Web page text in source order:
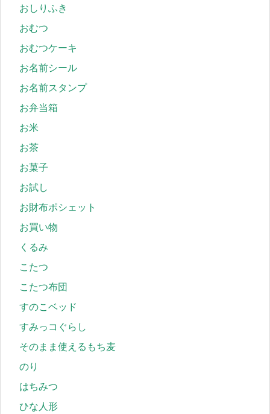
おしりふき
おむつ
おむつケーキ
お名前シール
お名前スタンプ
お弁当箱
お米
お茶
お菓子
お試し
お財布ポシェット
お買い物
くるみ
こたつ
こたつ布団
すのこベッド
すみっコぐらし
そのまま使えるもち麦
のり
はちみつ
ひな人形